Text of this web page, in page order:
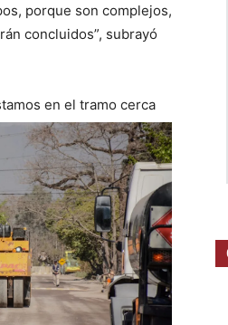
porque son complejos,
concluidos”, subrayó
en el tramo cerca